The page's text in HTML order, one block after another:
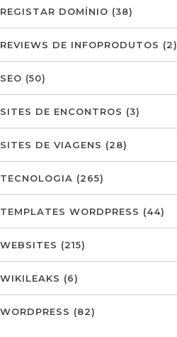
REGISTAR DOMÍNIO (38)
REVIEWS DE INFOPRODUTOS (2)
SEO (50)
SITES DE ENCONTROS (3)
SITES DE VIAGENS (28)
TECNOLOGIA (265)
TEMPLATES WORDPRESS (44)
WEBSITES (215)
WIKILEAKS (6)
WORDPRESS (82)